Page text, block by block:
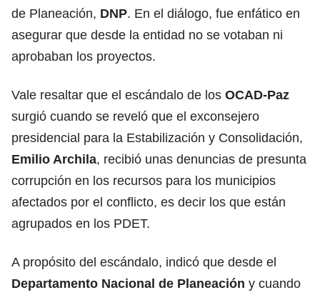
de Planeación, DNP. En el diálogo, fue enfático en
asegurar que desde la entidad no se votaban ni
aprobaban los proyectos.
Vale resaltar que el escándalo de los OCAD-Paz
surgió cuando se reveló que el exconsejero
presidencial para la Estabilización y Consolidación,
Emilio Archila, recibió unas denuncias de presunta
corrupción en los recursos para los municipios
afectados por el conflicto, es decir los que están
agrupados en los PDET.
A propósito del escándalo, indicó que desde el
Departamento Nacional de Planeación y cuando